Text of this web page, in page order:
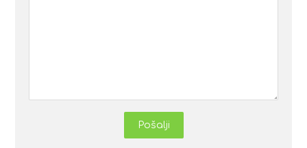
Pošalji